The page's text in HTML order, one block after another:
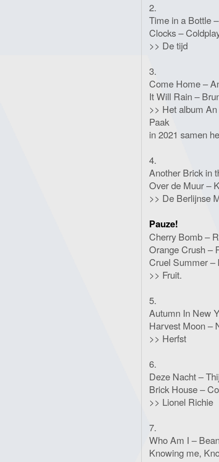
2.
Time in a Bottle
Clocks –
>> De tijd
3.
Come Home –
It Will Rain –
>> Het album
Paak
in 2021 samen
4.
Another Brick in
Over de Muur –
>> De Berlijnse
Pauze!
Cherry Bomb –
Orange Crush –
Cruel Summer –
>> Fruit.
5.
Autumn In New
Harvest Moon –
>> Herfst
6.
Deze Nacht –
Brick House –
>> Lionel Richie
7.
Who Am I –
Knowing me,